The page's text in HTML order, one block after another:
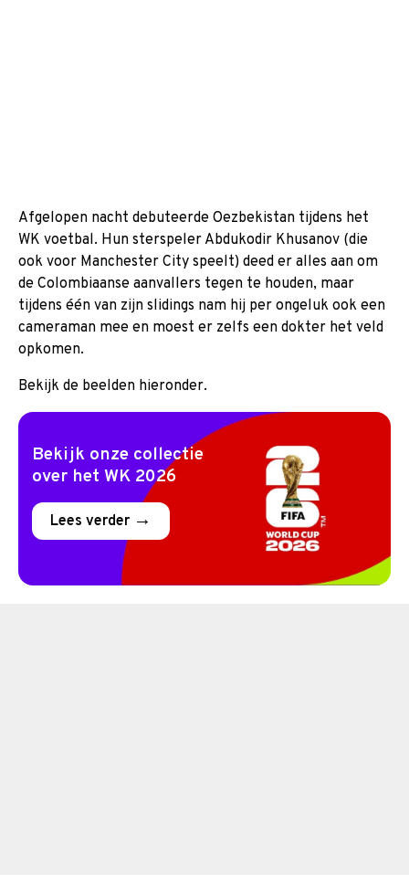
Afgelopen nacht debuteerde Oezbekistan tijdens het
WK voetbal. Hun sterspeler Abdukodir Khusanov (die
ook voor Manchester City speelt) deed er alles aan om
de Colombiaanse aanvallers tegen te houden, maar
tijdens één van zijn slidings nam hij per ongeluk ook een
cameraman mee en moest er zelfs een dokter het veld
opkomen.
Bekijk de beelden hieronder.
Bekijk onze collectie
over het WK 2026
Lees verder